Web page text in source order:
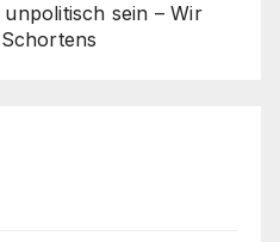
sein – Wir